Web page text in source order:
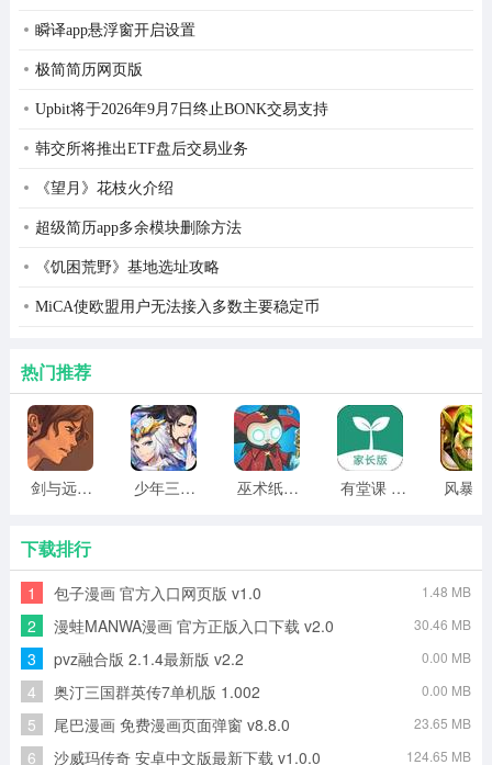
7、录制完成后，您将进入编辑页面。如果您觉得该部分不
好，可以在编辑界面中选择需要编辑的录制音频时间段。
开始和结束时间;确定开始和结束时间后，单击编辑页面上
的保存按钮，在您想要的时间段内录制音频。
更新日志
v1.0版本
次性转换为音频
2、视频格式转换功能优化，可以一次性快速的将多个视频
格式转换
3、UI界面美化，整体视觉体验更好
4、优化产品体验，适配部分机型，性能优化
瞬译app悬浮窗开启设置
极简简历网页版
Upbit将于2026年9月7日终止BONK交易支持
韩交所将推出ETF盘后交易业务
《望月》花枝火介绍
超级简历app多余模块删除方法
《饥困荒野》基地选址攻略
MiCA使欧盟用户无法接入多数主要稳定币
热门推荐
剑与远行人全角色版 vv1.14 少年三国志2无限元宝版最新版 vv5.3.9 巫术纸牌游戏 vv1.1.14 有堂课 v1.2.2
下载排行
1 包子漫画 官方入口网页版 v1.0 1.48 MB
2 漫蛙MANWA漫画 官方正版入口下载 v2.0 30.46 MB
3 pvz融合版 2.1.4最新版 v2.2 0.00 MB
4 奥汀三国群英传7单机版 1.002 0.00 MB
5 尾巴漫画 免费漫画页面弹窗 v8.8.0 23.65 MB
6 沙威玛传奇 安卓中文版最新下载 v1.0.0 124.65 MB